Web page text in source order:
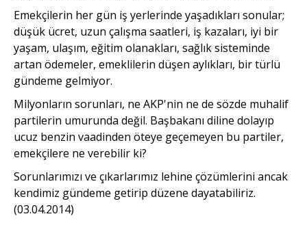
Emekçilerin her gün iş yerlerinde yaşadıkları sonular;
düşük ücret, uzun çalışma saatleri, iş kazaları, iyi bir
yaşam, ulaşım, eğitim olanakları, sağlık sisteminde
artan ödemeler, emeklilerin düşen aylıkları, bir türlü
gündeme gelmiyor.
Milyonların sorunları, ne AKP'nin ne de sözde muhalif
partilerin umurunda değil. Başbakanı diline dolayıp
ucuz benzin vaadinden öteye geçemeyen bu partiler,
emekçilere ne verebilir ki?
Sorunlarımızı ve çıkarlarımız lehine çözümlerini ancak
kendimiz gündeme getirip düzene dayatabiliriz.
(03.04.2014)